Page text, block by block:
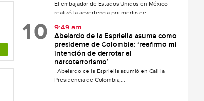
El embajador de Estados Unidos en México
realizó la advertencia por medio de...
9:49 am
Abelardo de la Espriella asume como
presidente de Colombia: ‘reafirmo mi
intención de derrotar al
narcoterrorismo’
Abelardo de la Espriella asumió en Cali la
Presidencia de Colombia,...